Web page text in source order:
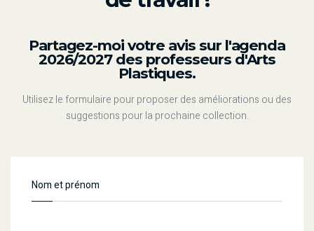
Partagez-moi votre avis sur l'agenda
2026/2027 des professeurs d'Arts
Plastiques.
Utilisez le formulaire pour proposer des améliorations ou des
suggestions pour la prochaine collection.